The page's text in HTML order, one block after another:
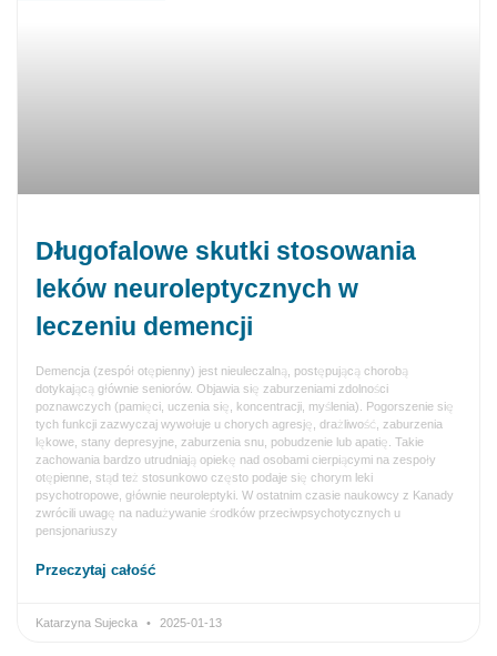
Długofalowe skutki stosowania
leków neuroleptycznych w
leczeniu demencji
Demencja (zespół otępienny) jest nieuleczalną, postępującą chorobą
dotykającą głównie seniorów. Objawia się zaburzeniami zdolności
poznawczych (pamięci, uczenia się, koncentracji, myślenia). Pogorszenie się
tych funkcji zazwyczaj wywołuje u chorych agresję, drażliwość, zaburzenia
lękowe, stany depresyjne, zaburzenia snu, pobudzenie lub apatię. Takie
zachowania bardzo utrudniają opiekę nad osobami cierpiącymi na zespoły
otępienne, stąd też stosunkowo często podaje się chorym leki
psychotropowe, głównie neuroleptyki. W ostatnim czasie naukowcy z Kanady
zwrócili uwagę na nadużywanie środków przeciwpsychotycznych u
pensjonariuszy
Przeczytaj całość
Katarzyna Sujecka 2025-01-13